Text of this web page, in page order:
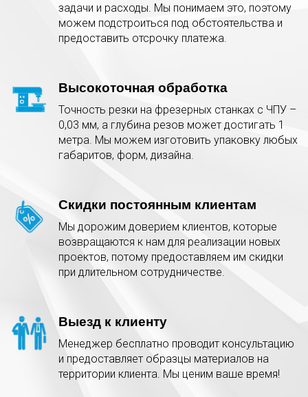
задачи и расходы. Мы понимаем это, поэтому
можем подстроиться под обстоятельства и
предоставить отсрочку платежа.
Высокоточная обработка
Точность резки на фрезерных станках с ЧПУ –
0,03 мм, а глубина резов может достигать 1
метра. Мы можем изготовить упаковку любых
габаритов, форм, дизайна.
Скидки постоянным клиентам
Мы дорожим доверием клиентов, которые
возвращаются к нам для реализации новых
проектов, потому предоставляем им скидки
при длительном сотрудничестве.
Выезд к клиенту
Менеджер бесплатно проводит консультацию
и предоставляет образцы материалов на
территории клиента. Мы ценим ваше время!